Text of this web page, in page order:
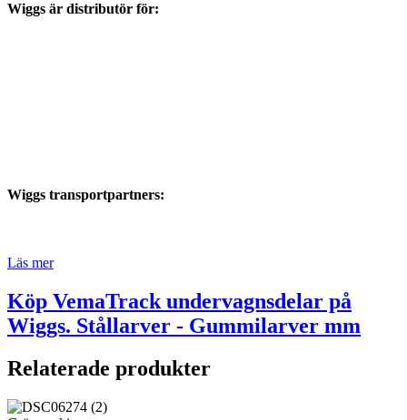
Wiggs är distributör för:
Wiggs transportpartners:
Läs mer
Köp VemaTrack undervagnsdelar på
Wiggs. Stållarver - Gummilarver mm
Relaterade produkter